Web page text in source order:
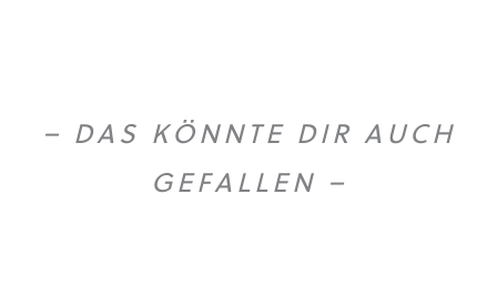
– DAS KÖNNTE DIR AUCH
GEFALLEN –